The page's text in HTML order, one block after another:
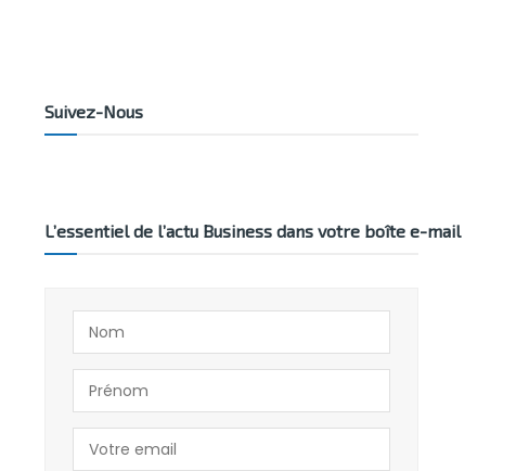
Suivez-Nous
L’essentiel de l’actu Business dans votre boîte e-mail